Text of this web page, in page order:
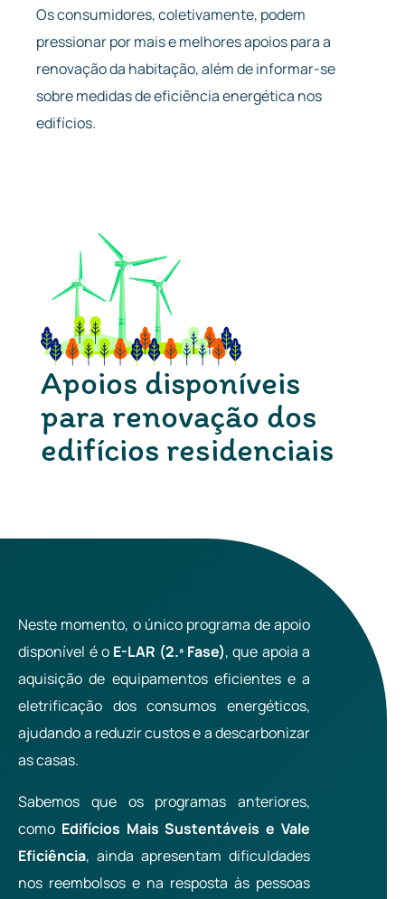
Os consumidores, coletivamente, podem
pressionar por mais e melhores apoios para a
renovação da habitação, além de informar-se
sobre medidas de eficiência energética nos
edifícios.
Apoios disponíveis
para renovação dos
edifícios residenciais
Neste momento, o único programa de apoio
disponível é o E-LAR (2.ª Fase), que apoia a
aquisição de equipamentos eficientes e a
eletrificação dos consumos energéticos,
ajudando a reduzir custos e a descarbonizar
as casas.
Sabemos que os programas anteriores,
como Edifícios Mais Sustentáveis e Vale
Eficiência, ainda apresentam dificuldades
nos reembolsos e na resposta às pessoas